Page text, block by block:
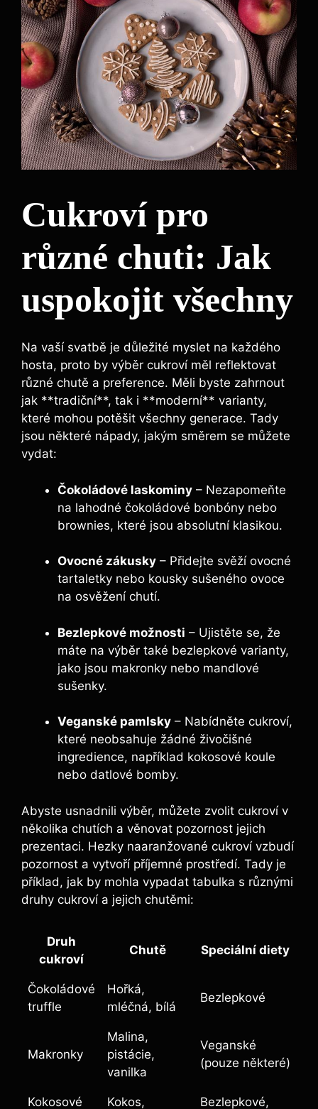
Cukroví pro
různé chuti: Jak
uspokojit všechny
Na vaší svatbě je důležité myslet na každého
hosta, proto by výběr cukroví měl reflektovat
různé chutě a preference. Měli byste zahrnout
jak **tradiční**, tak i **moderní** varianty,
které mohou potěšit všechny generace. Tady
jsou některé nápady, jakým směrem se můžete
vydat:
Čokoládové laskominy – Nezapomeňte
na lahodné čokoládové bonbóny nebo
brownies, které jsou absolutní klasikou.
Ovocné zákusky – Přidejte svěží ovocné
tartaletky nebo kousky sušeného ovoce
na osvěžení chutí.
Bezlepkové možnosti – Ujistěte se, že
máte na výběr také bezlepkové varianty,
jako jsou makronky nebo mandlové
sušenky.
Veganské pamlsky – Nabídněte cukroví,
které neobsahuje žádné živočišné
ingredience, například kokosové koule
nebo datlové bomby.
Abyste usnadnili výběr, můžete zvolit cukroví v
několika chutích a věnovat pozornost jejich
prezentaci. Hezky naaranžované cukroví vzbudí
pozornost a vytvoří příjemné prostředí. Tady je
příklad, jak by mohla vypadat tabulka s různými
druhy cukroví a jejich chutěmi:
Druh
cukroví
Chutě Speciální diety
Čokoládové
truffle
Hořká,
mléčná, bílá
Bezlepkové
Makronky
Malina,
pistácie,
vanilka
Veganské
(pouze některé)
Kokosové
Kokos,
Bezlepkové,